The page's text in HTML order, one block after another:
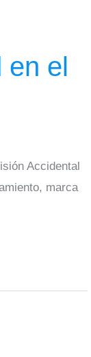
en el
Accidental
marca